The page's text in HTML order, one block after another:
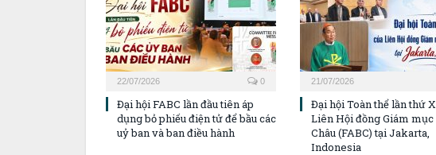
22/07/2026 0
Đại hội FABC lần đầu tiên áp
dụng bỏ phiếu điện tử để bầu các
uỷ ban và ban điều hành
21/07/2026
Đại hội Toàn thể lần thứ
Liên Hội đồng Giám mục
Châu (FABC) tại Jakarta,
Indonesia